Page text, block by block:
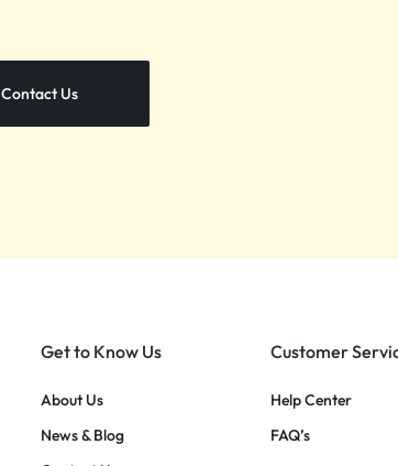
Contact Us
Get to Know Us
About Us
News & Blog
Customer
Help Center
FAQ’s